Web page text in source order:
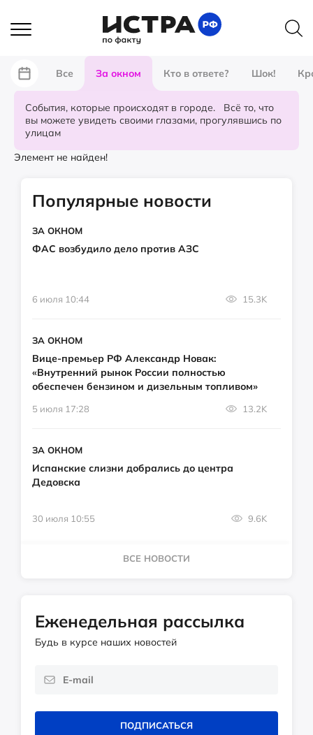
Все За окном Кто в ответе? Шок!
События, которые происходят в городе. Всё то, что
вы можете увидеть своими глазами, прогулявшись по
улицам
Элемент не найден!
Популярные новости
ЗА ОКНОМ
ФАС возбудило дело против АЗС
6 июля 10:44 15.3K
ЗА ОКНОМ
Вице-премьер РФ Александр Новак:
«Внутренний рынок России полностью
обеспечен бензином и дизельным топливом»
5 июля 17:28 13.2K
ЗА ОКНОМ
Испанские слизни добрались до центра
Дедовска
30 июля 10:55 9.6K
ВСЕ НОВОСТИ
Еженедельная рассылка
Будь в курсе наших новостей
ПОДПИСАТЬСЯ